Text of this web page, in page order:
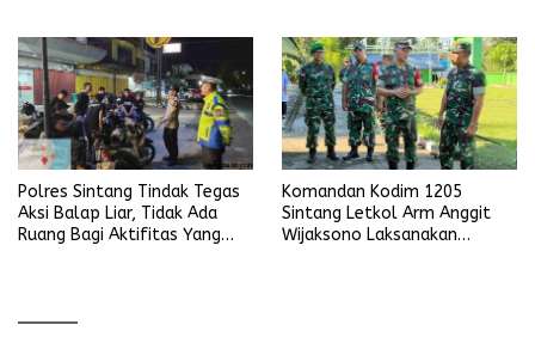
Polres Sintang Tindak Tegas
Aksi Balap Liar, Tidak Ada
Ruang Bagi Aktifitas Yang
Komandan Kodim 1205
Sintang Letkol Arm Anggit
Wijaksono Laksanakan